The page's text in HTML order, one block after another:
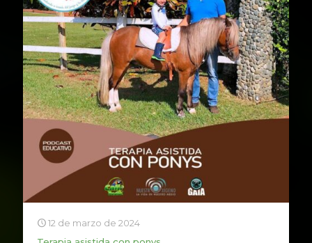
12 de marzo de 2024